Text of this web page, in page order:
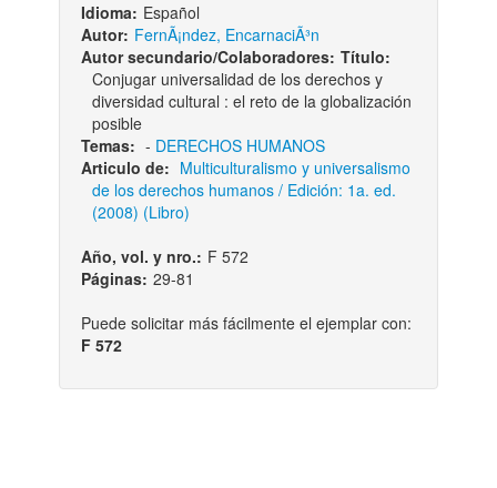
Idioma: Español
Autor: FernÃ¡ndez, EncarnaciÃ³n
Autor secundario/Colaboradores: Título:
Conjugar universalidad de los derechos y
diversidad cultural : el reto de la globalización
posible
Temas: - DERECHOS HUMANOS
Articulo de: Multiculturalismo y universalismo
de los derechos humanos / Edición: 1a. ed.
(2008) (Libro)
Año, vol. y nro.: F 572
Páginas: 29-81
Puede solicitar más fácilmente el ejemplar con:
F 572